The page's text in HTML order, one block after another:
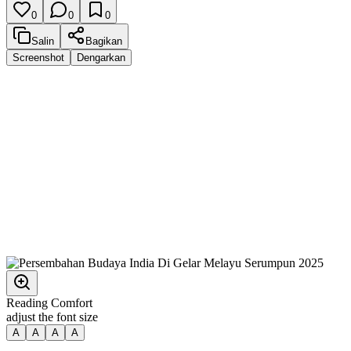
0 0 0
Salin
Bagikan
Screenshot
Dengarkan
Reading Comfort
adjust the font size
A A A A